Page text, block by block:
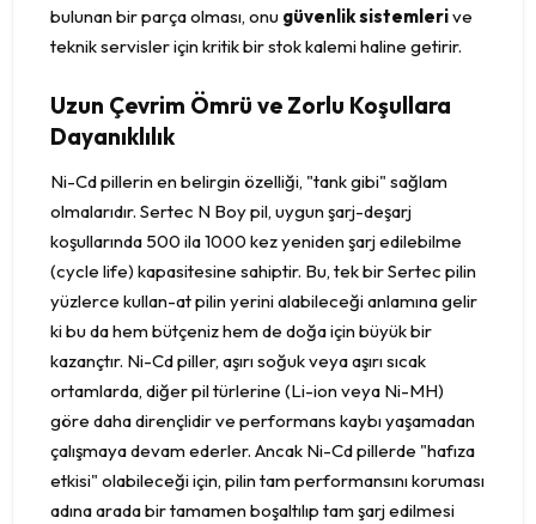
bulunan bir parça olması, onu güvenlik sistemlerive
teknik servisler için kritik bir stok kalemi haline getirir.
Uzun Çevrim Ömrü ve Zorlu Koşullara
Dayanıklılık
Ni-Cd pillerin en belirgin özelliği, "tank gibi" sağlam
olmalarıdır. Sertec N Boy pil, uygun şarj-deşarj
koşullarında 500 ila 1000 kez yeniden şarj edilebilme
(cycle life) kapasitesine sahiptir. Bu, tek bir Sertec pilin
yüzlerce kullan-at pilin yerini alabileceği anlamına gelir
ki bu da hem bütçeniz hem de doğa için büyük bir
kazançtır. Ni-Cd piller, aşırı soğuk veya aşırı sıcak
ortamlarda, diğer pil türlerine (Li-ion veya Ni-MH)
göre daha dirençlidir ve performans kaybı yaşamadan
çalışmaya devam ederler. Ancak Ni-Cd pillerde "hafıza
etkisi" olabileceği için, pilin tam performansını koruması
adına arada bir tamamen boşaltılıp tam şarj edilmesi